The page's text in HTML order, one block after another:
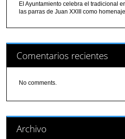
El Ayuntamiento celebra el tradicional
las parras de Juan XXIII como
Comentarios recientes
No comments.
Archivo